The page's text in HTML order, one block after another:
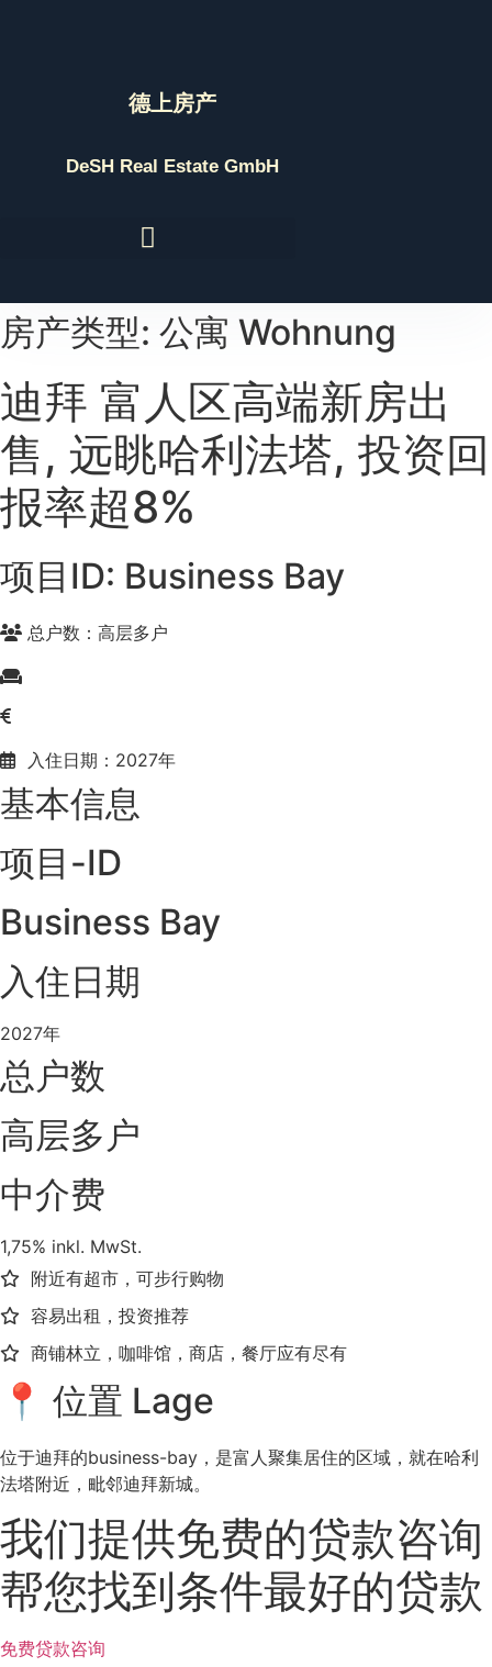
德上房产
DeSH Real Estate GmbH
房产类型: 公寓 Wohnung
迪拜 富人区高端新房出
售, 远眺哈利法塔, 投资回
报率超8%
项目ID: Business Bay
总户数：高层多户
入住日期：2027年
基本信息
项目-ID
Business Bay
入住日期
2027年
总户数
高层多户
中介费
1,75% inkl. MwSt.
附近有超市，可步行购物
容易出租，投资推荐
商铺林立，咖啡馆，商店，餐厅应有尽有
📍 位置 Lage
位于迪拜的business-bay，是富人聚集居住的区域，就在哈利
法塔附近，毗邻迪拜新城。
我们提供免费的贷款咨询
帮您找到条件最好的贷款
免费贷款咨询